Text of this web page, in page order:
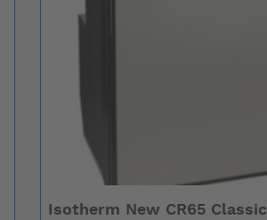
Isotherm New CR65 Classic